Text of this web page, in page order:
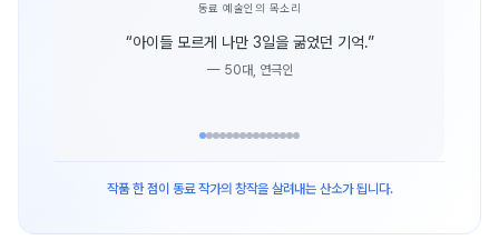
동료 예술인의 목소리
“아이들 모르게 나만 3일을 굶었던 기억.”
— 50대, 연극인
작품 한 점이 동료 작가의 창작을 살려내는 산소가 됩니다.